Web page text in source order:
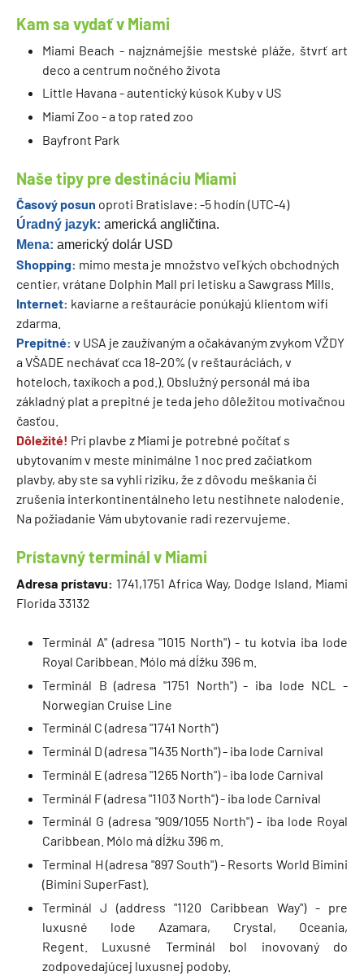
Kam sa vydať v Miami
Miami Beach - najznámejšie mestské pláže, štvrť art
deco a centrum nočného života
Little Havana - autentický kúsok Kuby v US
Miami Zoo - a top rated zoo
Bayfront Park
Naše tipy pre destináciu Miami
Časový posun oproti Bratislave: -5 hodín (UTC-4)
Úradný jazyk: americká angličtina.
Mena: americký dolár USD
Shopping: mimo mesta je množstvo veľkých obchodných
centier, vrátane Dolphin Mall pri letisku a Sawgrass Mills.
Internet: kaviarne a reštaurácie ponúkajú klientom wifi
zdarma.
Prepitné: v USA je zaužívaným a očakávaným zvykom VŽDY
a VŠADE nechávať cca 18-20% (v reštauráciách, v
hoteloch, taxíkoch a pod.). Obslužný personál má iba
základný plat a prepitné je teda jeho dôležitou motivačnou
časťou.
Dôležité! Pri plavbe z Miami je potrebné počítať s
ubytovaním v meste minimálne 1 noc pred začiatkom
plavby, aby ste sa vyhli riziku, že z dôvodu meškania či
zrušenia interkontinentálneho letu nestihnete nalodenie.
Na požiadanie Vám ubytovanie radi rezervujeme.
Prístavný terminál v Miami
Adresa prístavu: 1741,1751 Africa Way, Dodge Island, Miami
Florida 33132
Terminál A" (adresa "1015 North") - tu kotvia iba lode
Royal Caribbean. Mólo má dĺžku 396 m.
Terminál B (adresa "1751 North") - iba lode NCL -
Norwegian Cruise Line
Terminál C (adresa "1741 North")
Terminál D (adresa "1435 North") - iba lode Carnival
Terminál E (adresa "1265 North") - iba lode Carnival
Terminál F (adresa "1103 North") - iba lode Carnival
Terminál G (adresa "909/1055 North") - iba lode Royal
Caribbean. Mólo má dĺžku 396 m.
Terminal H (adresa "897 South") - Resorts World Bimini
(Bimini SuperFast).
Terminál J (address "1120 Caribbean Way") - pre
luxusné lode Azamara, Crystal, Oceania,
Regent. Luxusné Terminál bol inovovaný do
zodpovedajúcej luxusnej podoby.